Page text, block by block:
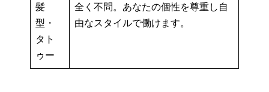
髪
型・
タト
ゥー
全く不問。あなたの個性を尊重し自
由なスタイルで働けます。